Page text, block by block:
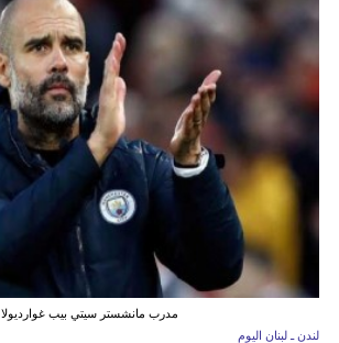
مدرب مانشستر سيتي بيب غوارديولا
لندن ـ لبنان اليوم